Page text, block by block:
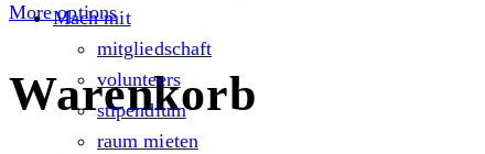
More options
Warenkorb
Mach mit
mitgliedschaft
volunteers
stipendium
raum mieten